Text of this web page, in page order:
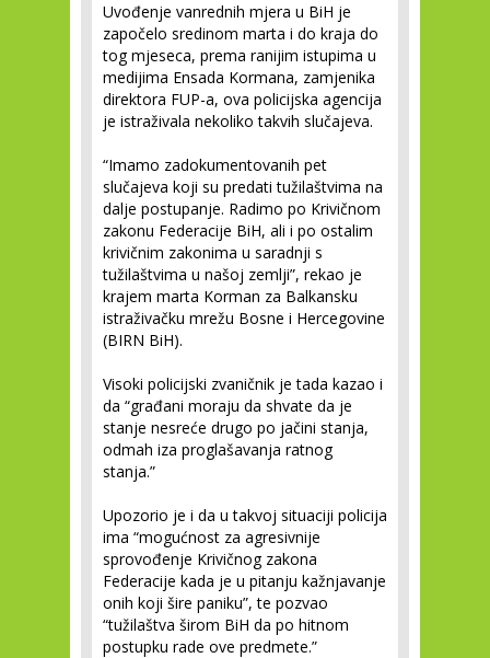
Uvođenje vanrednih mjera u BiH je
započelo sredinom marta i do kraja do
tog mjeseca, prema ranijim istupima u
medijima Ensada Kormana, zamjenika
direktora FUP-a, ova policijska agencija
je istraživala nekoliko takvih slučajeva.
“Imamo zadokumentovanih pet
slučajeva koji su predati tužilaštvima na
dalje postupanje. Radimo po Krivičnom
zakonu Federacije BiH, ali i po ostalim
krivičnim zakonima u saradnji s
tužilaštvima u našoj zemlji”, rekao je
krajem marta Korman za Balkansku
istraživačku mrežu Bosne i Hercegovine
(BIRN BiH).
Visoki policijski zvaničnik je tada kazao i
da “građani moraju da shvate da je
stanje nesreće drugo po jačini stanja,
odmah iza proglašavanja ratnog
stanja.”
Upozorio je i da u takvoj situaciji policija
ima “mogućnost za agresivnije
sprovođenje Krivičnog zakona
Federacije kada je u pitanju kažnjavanje
onih koji šire paniku”, te pozvao
“tužilaštva širom BiH da po hitnom
postupku rade ove predmete.”